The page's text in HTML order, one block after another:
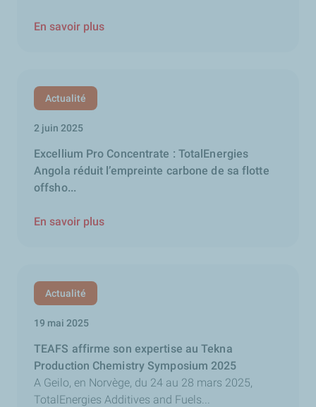
En savoir plus
Actualité
2 juin 2025
Excellium Pro Concentrate : TotalEnergies
Angola réduit l’empreinte carbone de sa flotte
offsho...
En savoir plus
Actualité
19 mai 2025
TEAFS affirme son expertise au Tekna
Production Chemistry Symposium 2025
A Geilo, en Norvège, du 24 au 28 mars 2025,
TotalEnergies Additives and Fuels...